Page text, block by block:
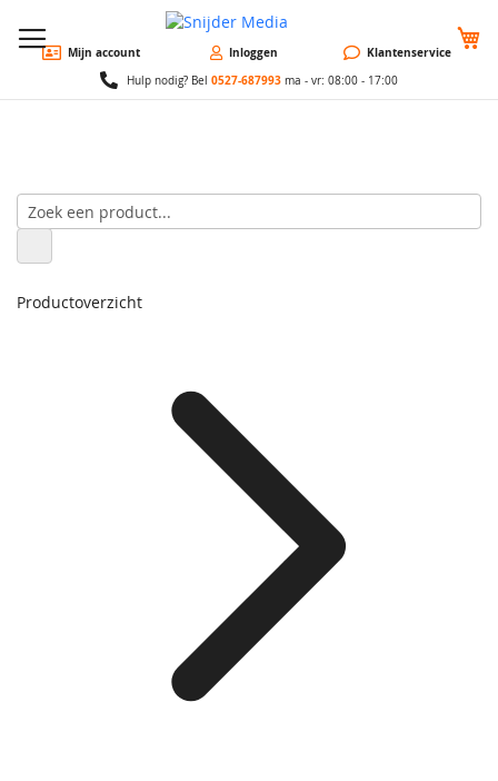
Mijn account Inloggen Klantenservice
Hulp nodig? Bel 0527-687993 ma - vr: 08:00 - 17:00
Productoverzicht